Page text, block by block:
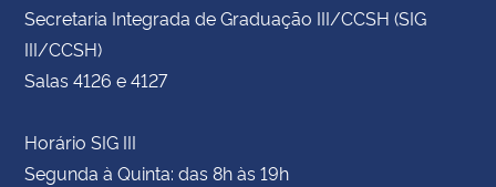
Secretaria Integrada de Graduação III/CCSH (SIG
III/CCSH)
Salas 4126 e 4127
Horário SIG III
Segunda à Quinta: das 8h às 19h